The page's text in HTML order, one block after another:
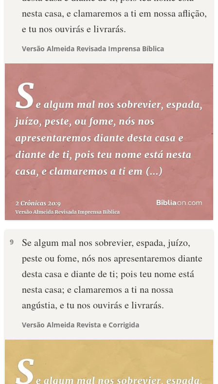
nesta casa, e clamaremos a ti em nossa aflição,
e tu nos ouvirás e livrarás.
Versão Almeida Revisada Imprensa Bíblica
9
Se algum mal nos sobrevier, espada, juízo,
peste ou fome, nós nos apresentaremos diante
desta casa e diante de ti; pois teu nome está
nesta casa; e clamaremos a ti na nossa
angústia, e tu nos ouvirás e livrarás.
Versão Almeida Revista e Corrigida